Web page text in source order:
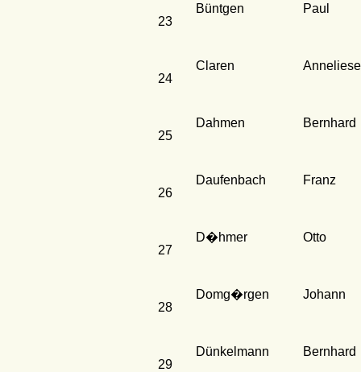
23
Büntgen Paul
24
Claren Anneliese
25
Dahmen Bernhard
26
Daufenbach Franz
27
D�hmer Otto
28
Domg�rgen Johann
29
Dünkelmann Bernhard